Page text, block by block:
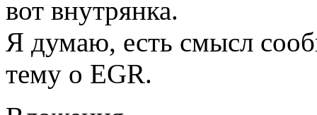
вот внутрянка.
Я думаю, есть смысл
тему о EGR.